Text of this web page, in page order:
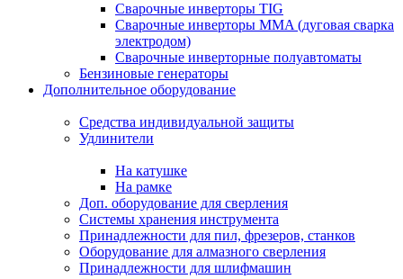
Сварочные инверторы TIG
Сварочные инверторы MMA (дуговая сварка
электродом)
Сварочные инверторные полуавтоматы
Бензиновые генераторы
Дополнительное оборудование
Средства индивидуальной защиты
Удлинители
На катушке
На рамке
Доп. оборудование для сверления
Системы хранения инструмента
Принадлежности для пил, фрезеров, станков
Оборудование для алмазного сверления
Принадлежности для шлифмашин